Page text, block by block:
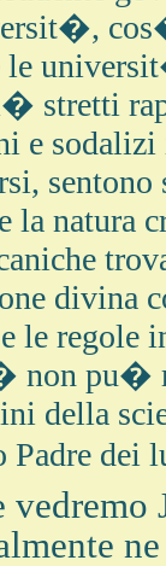
le
stretti
e
sentono
la natura
divina
le regole
non pu�
della
Padre dei
vedremo